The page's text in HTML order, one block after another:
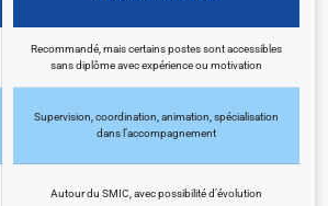
Recommandé, mais certains postes sont accessibles
sans diplôme avec expérience ou motivation
Supervision, coordination, animation, spécialisation
dans l’accompagnement
Autour du SMIC, avec possibilité d’évolution